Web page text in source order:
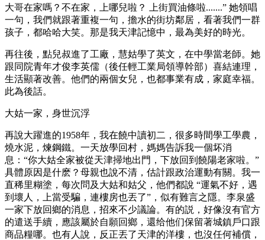
大哥在家嗎？不在家，上哪兒啦？ 上街買油條啦.......” 她領唱
一句，我們就跟著重複一句，擔水的街坊鄰居，看著我們一群
孩子，都哈哈大笑。那是我天津記憶中，最為美好的時光。
再往後，點兒叔進了工廠，慧姑學了英文，在中學當老師。她
跟同院青年才俊李英儒（後任輕工業局領導幹部）喜結連理，
生活顯著改善。他們的兩個女兒，也都事業有成，家庭幸福。
此為後話。
大姑一家，身世沉浮
再說大躍進的1958年，我在饒中讀初二，很多時間學工學農，
燒水泥，煉鋼鐵。一天放學回村，媽媽告訴我一個坏消
息：“你大姑全家被從天津掃地出門，下放回到饒陽老家啦。”
具體原因是什麽？母親也說不清，估計跟政治運動有關。我一
直稀里糊塗，每次問及大姑和姑父，他們都說 “運氣不好，遇
到壞人，上當受騙，連樓房也丟了”，似有難言之隱。李泉盛
一家下放回鄉的消息，招來不少議論。有的説，好像沒有官方
的遣送手續，應該屬於自願回鄉，還给他们保留著城鎮戶口跟
商品糧哪。也有人說，反正丟了天津的洋樓，也沒任何補償，